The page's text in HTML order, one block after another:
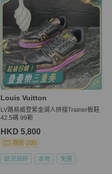
Louis Vuitton
LV路易威登紫金湖人拼接Trainer板鞋
42.5碼 99新
HKD 5,800
現折 200
狀況良好 本地 免運